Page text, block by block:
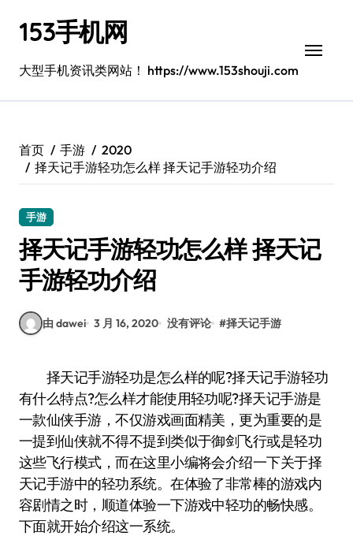
153手机网
大型手机资讯类网站！ https://www.153shouji.com
首页 手游
2020
择天记手游轻功怎么样 择天记手游轻功介绍
手游
择天记手游轻功怎么样 择天记
手游轻功介绍
由 dawei 3 月 16, 2020 没有评论 #择天记手游
择天记手游轻功是怎么样的呢?择天记手游轻功
有什么特点?怎么样才能使用轻功呢?择天记手游是
一款仙侠手游，不仅游戏画面精美，更为重要的是
一提到仙侠就不得不提到类似于御剑飞行或是轻功
这些飞行模式，而在这里小编将会介绍一下关于择
天记手游中的轻功系统。在体验了非常棒的游戏内
容剧情之时，顺道体验一下游戏中轻功的畅快感。
下面就开始介绍这一系统。